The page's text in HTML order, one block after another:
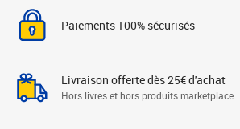
Paiements 100% sécurisés
Livraison offerte dès 25€ d'achat
Hors livres et hors produits marketplace